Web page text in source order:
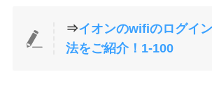
⇒イオンのwifiのログイ
法をご紹介！1-100